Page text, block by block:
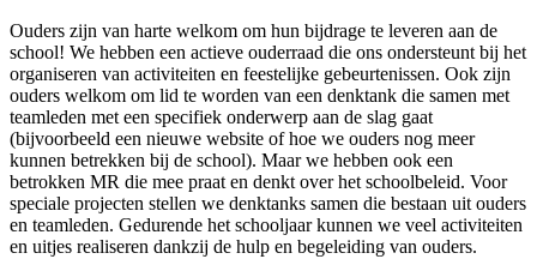
Ouders zijn van harte welkom om hun bijdrage te leveren aan de
school! We hebben een actieve ouderraad die ons ondersteunt bij het
organiseren van activiteiten en feestelijke gebeurtenissen. Ook zijn
ouders welkom om lid te worden van een denktank die samen met
teamleden met een specifiek onderwerp aan de slag gaat
(bijvoorbeeld een nieuwe website of hoe we ouders nog meer
kunnen betrekken bij de school). Maar we hebben ook een
betrokken MR die mee praat en denkt over het schoolbeleid. Voor
speciale projecten stellen we denktanks samen die bestaan uit ouders
en teamleden. Gedurende het schooljaar kunnen we veel activiteiten
en uitjes realiseren dankzij de hulp en begeleiding van ouders.